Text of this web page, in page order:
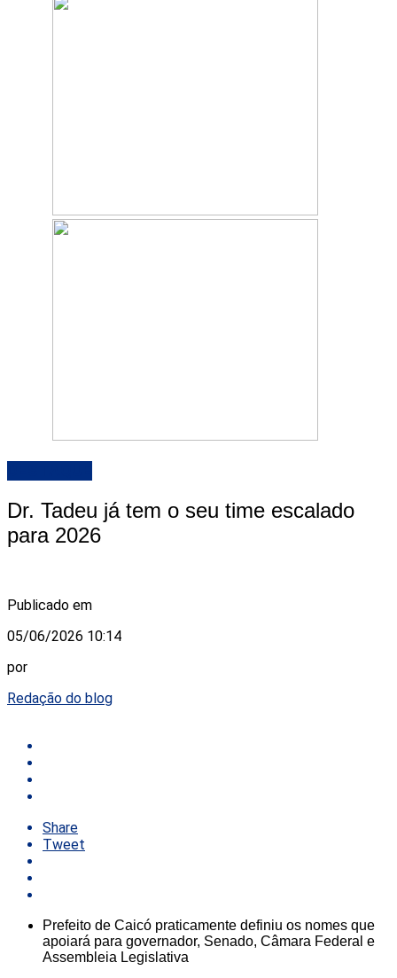
Dr. Tadeu já tem o seu time escalado
para 2026
Publicado em
05/06/2026 10:14
por
Redação do blog
Share
Tweet
Prefeito de Caicó praticamente definiu os nomes que
apoiará para governador, Senado, Câmara Federal e
Assembleia Legislativa